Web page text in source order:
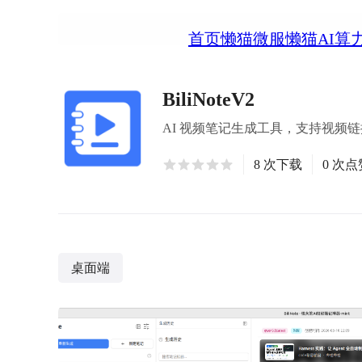
首页懒猫微服懒猫AI算
BiliNoteV2
AI 视频笔记生成工具，支持视频
8 次下载 0 次点
桌面端